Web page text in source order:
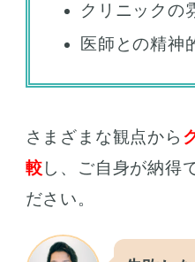
クリニックの
医師との精神
さまざまな観点から
較し、ご自身が納得
ださい。